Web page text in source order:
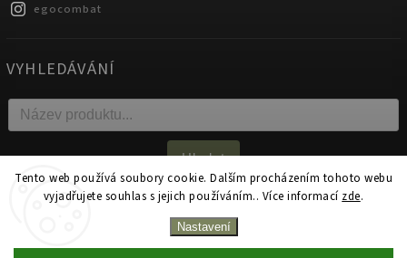
Tento web používá soubory cookie. Dalším procházením tohoto webu
vyjadřujete souhlas s jejich používáním.. Více informací zde.
Nastavení
egocombat
VYHLEDÁVÁNÍ
Hledat
egocombat.cz. Všechna práva vyhrazena.
Upravit nastavení cookies